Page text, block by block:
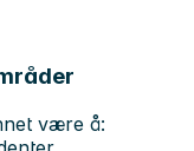
være å: